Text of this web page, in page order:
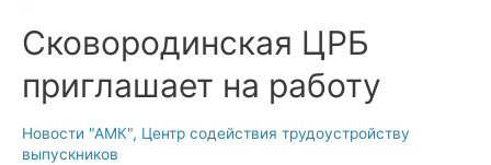
Сковородинская ЦРБ
приглашает на работу
Новости "АМК", Центр содействия трудоустройству
выпускников